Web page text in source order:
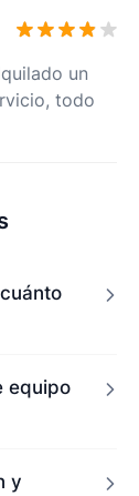
un
todo
equipo
y